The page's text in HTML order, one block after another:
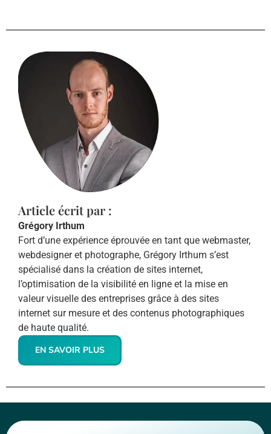
Article écrit par :
Grégory Irthum
Fort d’une expérience éprouvée en tant que webmaster,
webdesigner et photographe, Grégory Irthum s’est
spécialisé dans la création de sites internet,
l’optimisation de la visibilité en ligne et la mise en
valeur visuelle des entreprises grâce à des sites
internet sur mesure et des contenus photographiques
de haute qualité.
EN SAVOIR PLUS